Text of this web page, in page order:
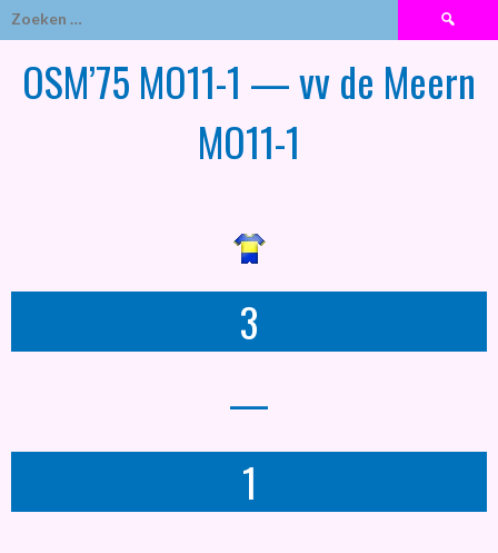
Zoeken
naar:
OSM’75 MO11-1 — vv de Meern
MO11-1
3
—
1